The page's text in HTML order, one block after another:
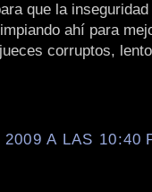
que la
ahí para
corruptos,
A LAS 10:40